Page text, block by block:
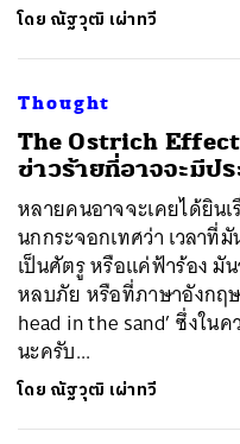
โดย ณัฐวุฒิ เผ่าทวี
Thought
The Ostrich
ข่าวร้ายที่อาจจะมีปร
หลายคนอาจจะเคยได้ยิน
นกกระจอกเทศว่า เวลาที่
เป็นศัตรู หรือแค่ฟ้าร้อง มั
หลบภัย หรือที่ภาษาอังกฤ
head in the sand’ ซึ่งใน
นะครับ...
โดย ณัฐวุฒิ เผ่าทวี